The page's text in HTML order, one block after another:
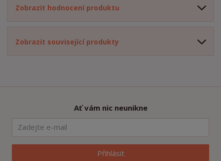
Zobrazit hodnocení produktu
Zobrazit související produkty
Ať vám nic neunikne
Přihlásit